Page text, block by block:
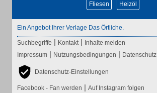
Fliesen Heizöl
Ein Angebot Ihrer Verlage Das Örtliche.
Suchbegriffe | Kontakt | Inhalte melden
Impressum | Nutzungsbedingungen | Datenschutz
Datenschutz-Einstellungen
Facebook - Fan werden | Auf Instagram folgen